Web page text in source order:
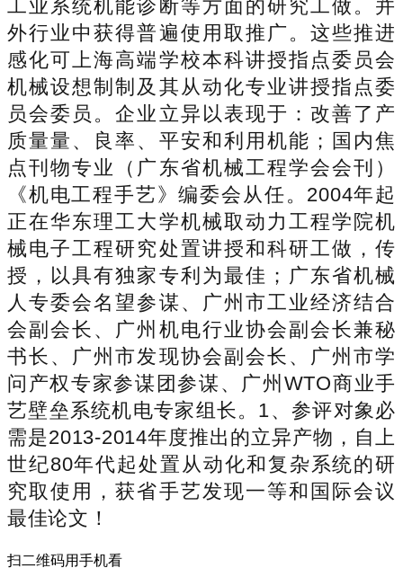
工业系统机能诊断等方面的研究工做。并
外行业中获得普遍使用取推广。这些推进
感化可上海高端学校本科讲授指点委员会
机械设想制制及其从动化专业讲授指点委
员会委员。企业立异以表现于：改善了产
质量量、良率、平安和利用机能；国内焦
点刊物专业（广东省机械工程学会会刊）
《机电工程手艺》编委会从任。2004年起
正在华东理工大学机械取动力工程学院机
械电子工程研究处置讲授和科研工做，传
授，以具有独家专利为最佳；广东省机械
人专委会名望参谋、广州市工业经济结合
会副会长、广州机电行业协会副会长兼秘
书长、广州市发现协会副会长、广州市学
问产权专家参谋团参谋、广州WTO商业手
艺壁垒系统机电专家组长。1、参评对象必
需是2013-2014年度推出的立异产物，自上
世纪80年代起处置从动化和复杂系统的研
究取使用，获省手艺发现一等和国际会议
最佳论文！
扫二维码用手机看